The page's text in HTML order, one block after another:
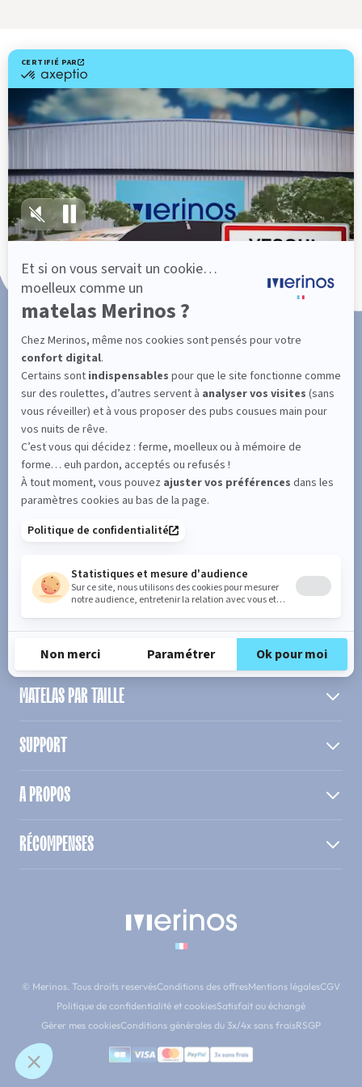
Livraison gratuite
Fabrication Française
101 nuits d'essai*
Paiement en 3x ou 4x sans frais
SUIVEZ L'ACTUALITÉ DE MERINOS !
Entrez votre adresse email
S'inscrire
En cochant cette case, vous confirmez avoir plus de 16 ans et
acceptez de recevoir notre Newsletter incluant des informations
concernant les offres, services, produits ou évènements de Bultex
conformément à
notre politique de protection des données personnelles.
PRODUIT
MATELAS PAR TAILLE
SUPPORT
A PROPOS
RÉCOMPENSES
© Merinos. Tous droits reservésConditions des offresMentions légalesCGV
Politique de confidentialité et cookiesSatisfait ou échangé
Gérer mes cookiesConditions générales du 3x/4x sans fraisRSGP